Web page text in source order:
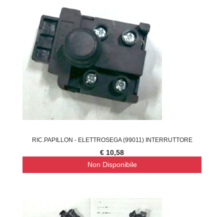
RIC.PAPILLON - ELETTROSEGA (99011) INTERRUTTORE
€ 10,58
Non Disponibile